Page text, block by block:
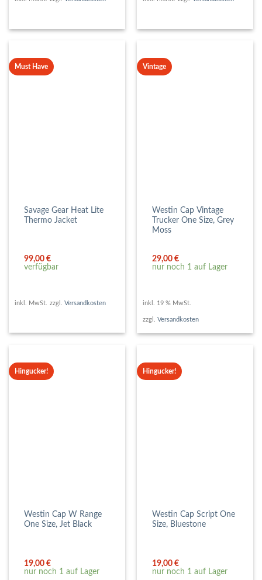
Must Have
Savage Gear Heat Lite
Thermo Jacket
99,00€
verfügbar
inkl. MwSt. zzgl. Versandkosten
Vintage
Westin Cap Vintage
Trucker One Size, Grey
Moss
29,00€
nur noch 1 auf Lager
inkl. 19 % MwSt.
zzgl. Versandkosten
Hingucker!
Westin Cap W Range
One Size, Jet Black
19,00€
nur noch 1 auf Lager
Hingucker!
Westin Cap Script One
Size, Bluestone
19,00€
nur noch 1 auf Lager